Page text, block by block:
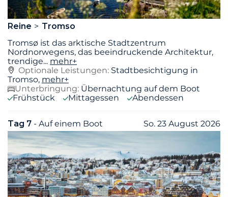
Reine
Tromso
Tromsø ist das arktische Stadtzentrum
Nordnorwegens, das beeindruckende Architektur,
trendige... mehr+
Optionale Leistungen: Stadtbesichtigung in
Tromso, mehr+
Unterbringung: Übernachtung auf dem Boot
Frühstück
Mittagessen Abendessen
Tag 7 - Auf einem Boot So. 23 August 2026